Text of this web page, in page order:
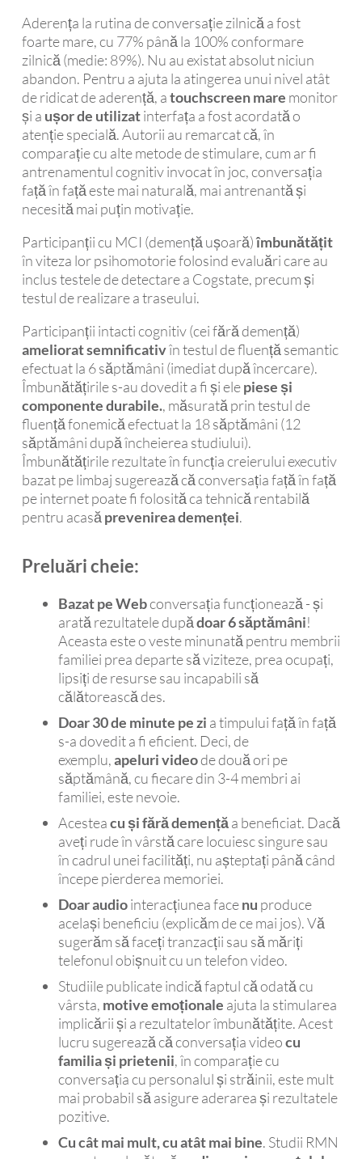
Aderența la rutina de conversație zilnică a fost
foarte mare, cu 77% până la 100% conformare
zilnică (medie: 89%). Nu au existat absolut niciun
abandon. Pentru a ajuta la atingerea unui nivel atât
de ridicat de aderență, atouchscreen mare monitor
și a ușor de utilizatinterfața a fost acordată o
atenție specială. Autorii au remarcat că, în
comparație cu alte metode de stimulare, cum ar fi
antrenamentul cognitiv invocat în joc, conversația
față în față este mai naturală, mai antrenantă și
necesită mai puțin motivație.
Participanții cu MCI (demență ușoară)îmbunătățit
în viteza lor psihomotorie folosind evaluări care au
inclus testele de detectare a Cogstate, precum și
testul de realizare a traseului.
Participanții intacti cognitiv (cei fără demență)
ameliorat semnificativîn testul de fluență semantic
efectuat la 6 săptămâni (imediat după încercare).
Îmbunătățirile s-au dovedit a fi și elepiese și
componente durabile., măsurată prin testul de
fluență fonemică efectuat la 18 săptămâni (12
săptămâni după încheierea studiului).
Îmbunătățirile rezultate în funcția creierului executiv
bazat pe limbaj sugerează că conversația față în față
pe internet poate fi folosită ca tehnică rentabilă
pentru acasă prevenirea demenței.
Preluări cheie:
Bazat pe Webconversația funcționează - și
arată rezultatele dupădoar 6 săptămâni!
Aceasta este o veste minunată pentru membrii
familiei prea departe să viziteze, prea ocupați,
lipsiți de resurse sau incapabili să
călătorească des.
Doar 30 de minute pe zi a timpului față în față
s-a dovedit a fi eficient. Deci, de
exemplu,apeluri videode două ori pe
săptămână, cu fiecare din 3-4 membri ai
familiei, este nevoie.
Acesteacu și fără demențăa beneficiat. Dacă
aveți rude în vârstă care locuiesc singure sau
în cadrul unei facilități, nu așteptați până când
începe pierderea memoriei.
Doar audiointeracțiunea facenu produce
același beneficiu (explicăm de ce mai jos). Vă
sugerăm să faceți tranzacții sau să măriți
telefonul obișnuit cu un telefon video.
Studiile publicate indică faptul că odată cu
vârsta, motive emoționale ajuta la stimularea
implicării și a rezultatelor îmbunătățite. Acest
lucru sugerează că conversația videocu
familia și prietenii, în comparație cu
conversația cu personalul și străinii, este mult
mai probabil să asigure aderarea și rezultatele
pozitive.
Cu cât mai mult, cu atât mai bine. Studii RMN